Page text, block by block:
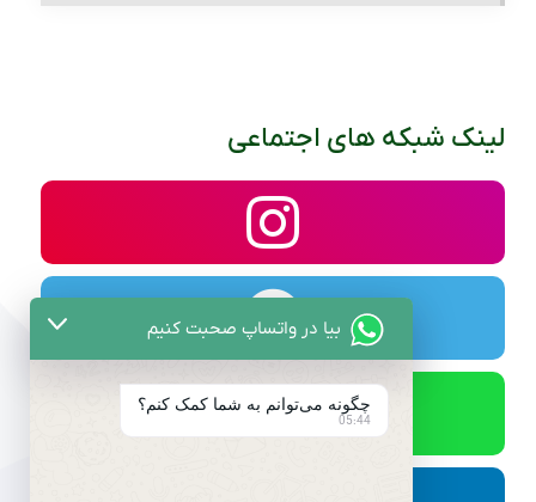
لینک شبکه های اجتماعی
بیا در واتساپ صحبت کنیم
چگونه می‌توانم به شما کمک کنم؟
05:44